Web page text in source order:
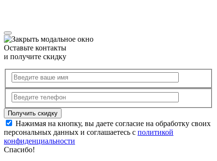
Оставьте контакты
и получите скидку
Нажимая на кнопку, вы даете согласие на обработку своих
персональных данных и соглашаетесь с политикой
конфиденциальности
Спасибо!